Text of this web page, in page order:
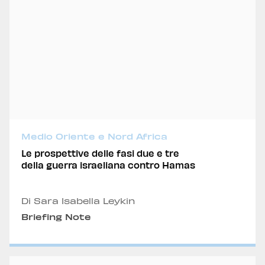
Medio Oriente e Nord Africa
Le prospettive delle fasi due e tre
della guerra israeliana contro Hamas
Di Sara Isabella Leykin
Briefing Note